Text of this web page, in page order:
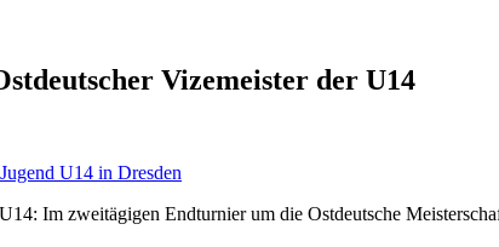
Vizemeister der U14
Im zweitägigen Endturnier um die Ostdeutsche